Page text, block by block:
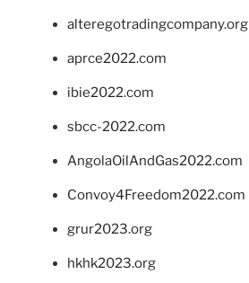
alteregotradingcompany.org
aprce2022.com
ibie2022.com
sbcc-2022.com
AngolaOilAndGas2022.com
Convoy4Freedom2022.com
grur2023.org
hkhk2023.org